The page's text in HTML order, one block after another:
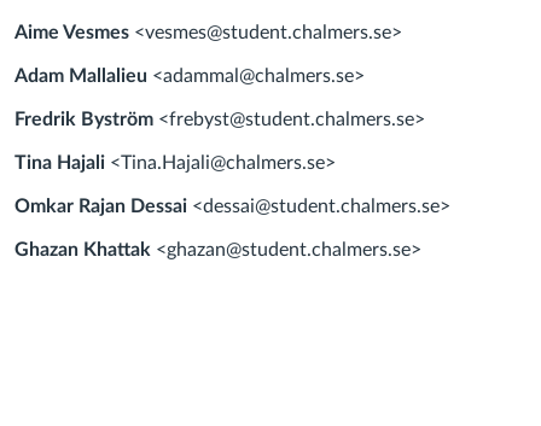
Aime Vesmes <vesmes@student.chalmers.se>
Adam Mallalieu <adammal@chalmers.se>
Fredrik Byström <frebyst@student.chalmers.se>
Tina Hajali <Tina.Hajali@chalmers.se>
Omkar Rajan Dessai <dessai@student.chalmers.se>
Ghazan Khattak <ghazan@student.chalmers.se>